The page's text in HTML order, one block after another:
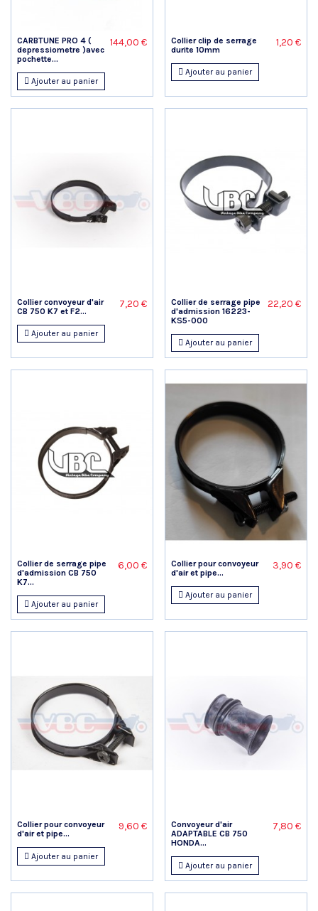
CARBTUNE PRO 4 (
depressiometre )avec
pochette...
144,00 €
Ajouter au panier
Collier clip de serrage
durite 10mm
1,20 €
Ajouter au panier
Collier convoyeur d'air
CB 750 K7 et F2...
7,20 €
Ajouter au panier
Collier de serrage pipe
d'admission 16223-
KS5-000
22,20 €
Ajouter au panier
Collier de serrage pipe
d'admission CB 750
K7...
6,00 €
Ajouter au panier
Collier pour convoyeur
d'air et pipe...
3,90 €
Ajouter au panier
Collier pour convoyeur
d'air et pipe...
9,60 €
Ajouter au panier
Convoyeur d'air
ADAPTABLE CB 750
HONDA...
7,80 €
Ajouter au panier